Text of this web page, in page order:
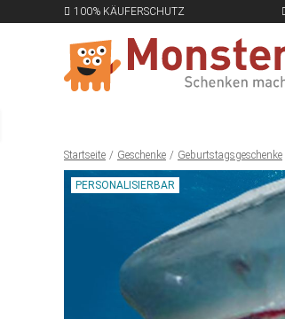
100% KÄUFERSCHUTZ
Startseite Geschenke Geburtstagsgeschenke
PERSONALISIERBAR